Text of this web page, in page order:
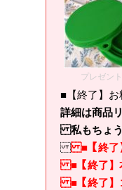
プレゼン
■【終了】お
詳細は商品
私もちょう
■【終了
■【終了】
■【終了】